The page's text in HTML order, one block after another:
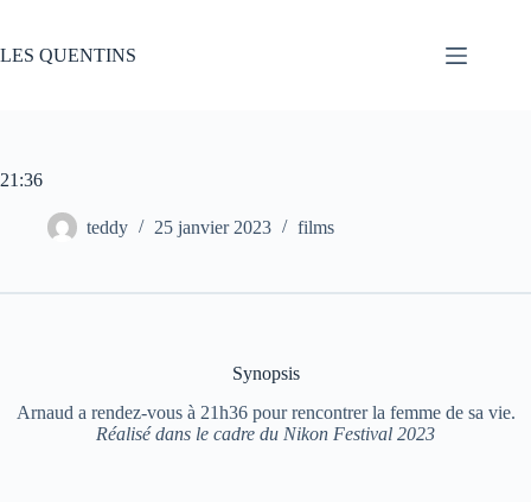
contenu
LES QUENTINS
21:36
teddy 25 janvier 2023 films
Synopsis
Arnaud a rendez-vous à 21h36 pour rencontrer la femme de sa vie.
Réalisé dans le cadre du Nikon Festival 2023